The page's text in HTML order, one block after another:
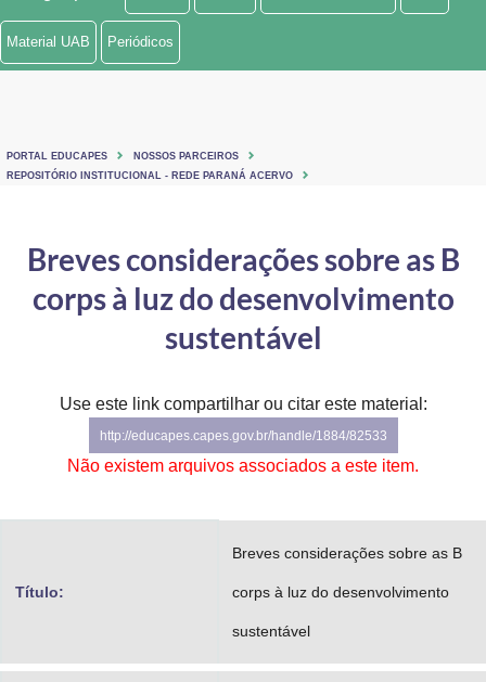
Ministério de Minas e Energia
Ministério do Turismo
Controladoria-Geral da União
Ministério da Mulher, da Família e dos Direitos Humanos
Secretaria de Governo
Gabinete de Segurança Institucional
Planalto
Material UAB Periódicos
PORTAL EDUCAPES
NOSSOS PARCEIROS
REPOSITÓRIO INSTITUCIONAL - REDE PARANÁ ACERVO
Breves considerações sobre as B
corps à luz do desenvolvimento
sustentável
Use este link compartilhar ou citar este material:
http://educapes.capes.gov.br/handle/1884/82533
Não existem arquivos associados a este item.
Título:
Breves considerações sobre as B
corps à luz do desenvolvimento
sustentável